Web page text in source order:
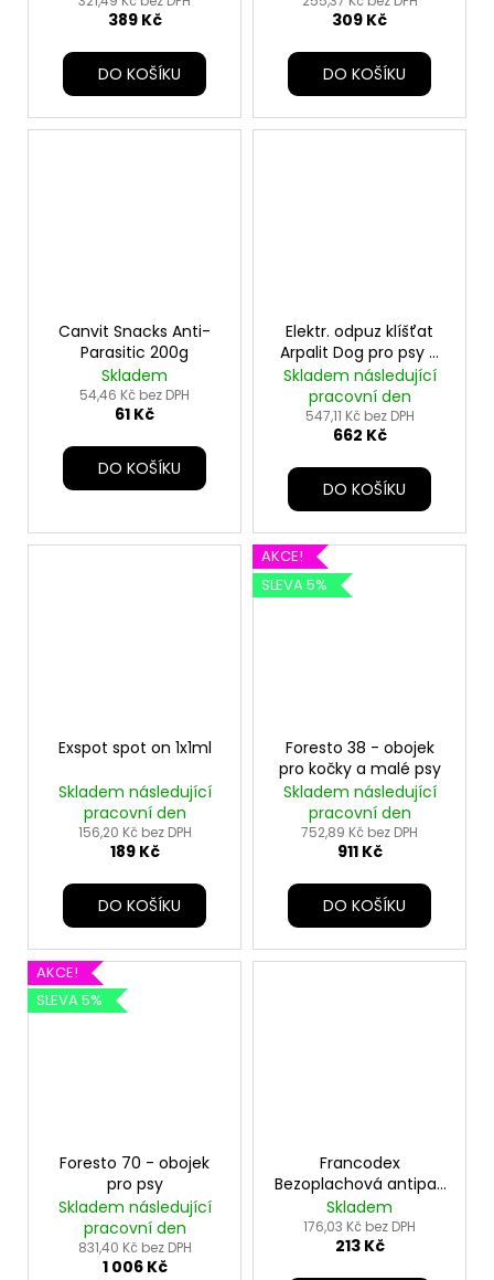
389 Kč
DO KOŠÍKU
309 Kč
DO KOŠÍKU
Canvit Snacks Anti-
Parasitic 200g
Skladem
54,46 Kč bez DPH
61 Kč
DO KOŠÍKU
Elektr. odpuz klíšťat
Arpalit Dog pro psy a
kočky 1ks
Skladem následující
pracovní den
547,11 Kč bez DPH
662 Kč
DO KOŠÍKU
Exspot spot on 1x1ml
Skladem následující
pracovní den
156,20 Kč bez DPH
189 Kč
DO KOŠÍKU
AKCE!
SLEVA 5%
Foresto 38 - obojek
pro kočky a malé psy
Skladem následující
pracovní den
752,89 Kč bez DPH
911 Kč
DO KOŠÍKU
AKCE!
SLEVA 5%
Foresto 70 - obojek
pro psy
Skladem následující
pracovní den
831,40 Kč bez DPH
1 006 Kč
Francodex
Bezoplachová antipar.
pěna pro kočky 150ml
Skladem
176,03 Kč bez DPH
213 Kč